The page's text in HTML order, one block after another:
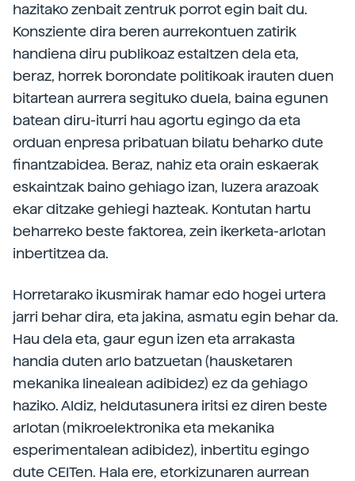
hazitako zenbait zentruk porrot egin bait du.
Konsziente dira beren aurrekontuen zatirik
handiena diru publikoaz estaltzen dela eta,
beraz, horrek borondate politikoak irauten duen
bitartean aurrera segituko duela, baina egunen
batean diru-iturri hau agortu egingo da eta
orduan enpresa pribatuan bilatu beharko dute
finantzabidea. Beraz, nahiz eta orain eskaerak
eskaintzak baino gehiago izan, luzera arazoak
ekar ditzake gehiegi hazteak. Kontutan hartu
beharreko beste faktorea, zein ikerketa-arlotan
inbertitzea da.
Horretarako ikusmirak hamar edo hogei urtera
jarri behar dira, eta jakina, asmatu egin behar da.
Hau dela eta, gaur egun izen eta arrakasta
handia duten arlo batzuetan (hausketaren
mekanika linealean adibidez) ez da gehiago
haziko. Aldiz, heldutasunera iritsi ez diren beste
arlotan (mikroelektronika eta mekanika
esperimentalean adibidez), inbertitu egingo
dute CEITen. Hala ere, etorkizunaren aurrean